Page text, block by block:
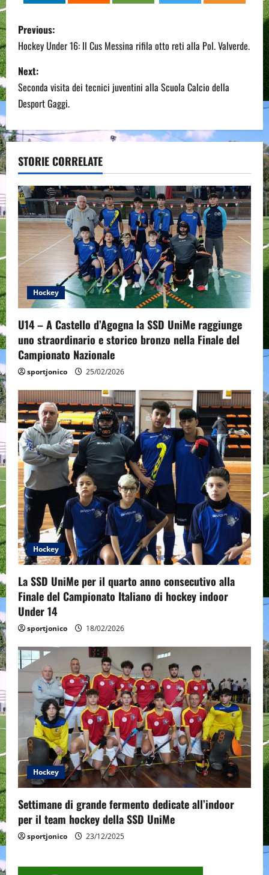
P
o
s
t
n
a
v
i
g
a
t
i
o
n
Previous:
Hockey Under 16: Il Cus Messina rifila otto reti alla Pol. Valverde.
Next:
Seconda visita dei tecnici juventini alla Scuola Calcio della
Desport Gaggi.
STORIE CORRELATE
Hockey
U14 – A Castello d’Agogna la SSD UniMe raggiunge
uno straordinario e storico bronzo nella Finale del
Campionato Nazionale
sportjonico 25/02/2026
Hockey
La SSD UniMe per il quarto anno consecutivo alla
Finale del Campionato Italiano di hockey indoor
Under 14
sportjonico 18/02/2026
Hockey
Settimane di grande fermento dedicate all’indoor
per il team hockey della SSD UniMe
sportjonico 23/12/2025